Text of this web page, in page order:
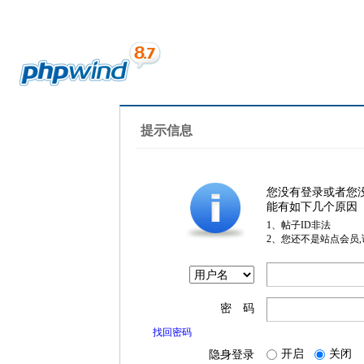
提示信息
您没有登录或者您
能有如下几个原因
1、帖子ID非法
2、您还不是站点会员
密 码
找回密码
隐身登录 开启 关闭